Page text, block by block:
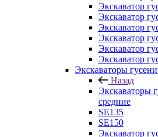
Экскаватор
Экскаватор
Экскаватор
Экскаватор
Экскаватор
Экскаватор
Экскаваторы
Назад
Экскаваторы
средние
SE135
SE150
Экскаватор